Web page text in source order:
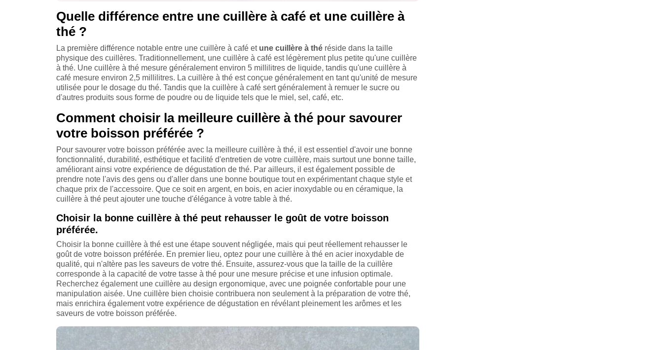
Quelle différence entre une cuillère à café et une cuillère à
thé ?
La première différence notable entre une cuillère à café et une cuillère à thé réside dans la taille
physique des cuillères. Traditionnellement, une cuillère à café est légèrement plus petite qu'une cuillère
à thé. Une cuillère à thé mesure généralement environ 5 millilitres de liquide, tandis qu'une cuillère à
café mesure environ 2,5 millilitres. La cuillère à thé est conçue généralement en tant qu'unité de mesure
utilisée pour le dosage du thé. Tandis que la cuillère à café sert généralement à remuer le sucre ou
d'autres produits sous forme de poudre ou de liquide tels que le miel, sel, café, etc.
Comment choisir la meilleure cuillère à thé pour savourer
votre boisson préférée ?
Pour savourer votre boisson préférée avec la meilleure cuillère à thé, il est essentiel d'avoir une bonne
fonctionnalité, durabilité, esthétique et facilité d'entretien de votre cuillère, mais surtout une bonne taille,
améliorant ainsi votre expérience de dégustation de thé. Par ailleurs, il est également possible de
prendre note l'avis des gens ou d'aller dans une bonne boutique tout en expérimentant chaque style et
chaque prix de l'accessoire. Que ce soit en argent, en bois, en acier inoxydable ou en céramique, la
cuillère à thé peut ajouter une touche d'élégance à votre table à thé.
Choisir la bonne cuillère à thé peut rehausser le goût de votre boisson
préférée.
Choisir la bonne cuillère à thé est une étape souvent négligée, mais qui peut réellement rehausser le
goût de votre boisson préférée. En premier lieu, optez pour une cuillère à thé en acier inoxydable de
qualité, qui n'altère pas les saveurs de votre thé. Ensuite, assurez-vous que la taille de la cuillère
corresponde à la capacité de votre tasse à thé pour une mesure précise et une infusion optimale.
Recherchez également une cuillère au design ergonomique, avec une poignée confortable pour une
manipulation aisée. Une cuillère bien choisie contribuera non seulement à la préparation de votre thé,
mais enrichira également votre expérience de dégustation en révélant pleinement les arômes et les
saveurs de votre boisson préférée.